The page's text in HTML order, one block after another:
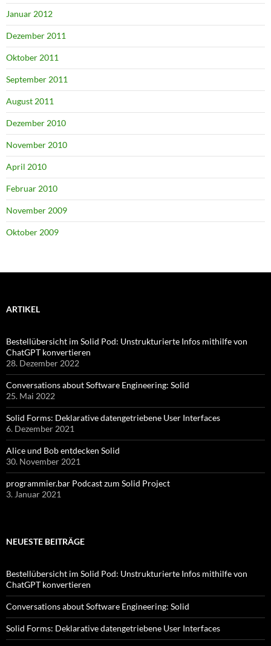
Januar 2012
Dezember 2011
Oktober 2011
September 2011
August 2011
Dezember 2010
November 2010
April 2010
Februar 2010
November 2009
Oktober 2009
ARTIKEL
Bestellübersicht im Solid Pod: Unstrukturierte Infos mithilfe von
ChatGPT konvertieren
28. Dezember 2022
Conversations about Software Engineering: Solid
25. Mai 2022
Solid Forms: Deklarative datengetriebene User Interfaces
6. Dezember 2021
Alice und Bob entdecken Solid
30. November 2021
programmier.bar Podcast zum Solid Project
3. Januar 2021
NEUESTE BEITRÄGE
Bestellübersicht im Solid Pod: Unstrukturierte Infos mithilfe von
ChatGPT konvertieren
Conversations about Software Engineering: Solid
Solid Forms: Deklarative datengetriebene User Interfaces